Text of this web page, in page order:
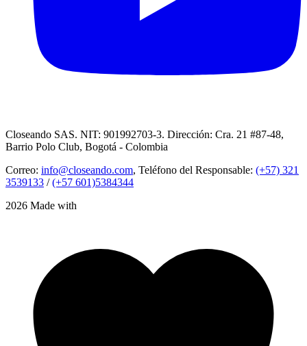
Closeando SAS. NIT: 901992703-3. Dirección: Cra. 21 #87-48,
Barrio Polo Club, Bogotá - Colombia
Correo: info@closeando.com, Teléfono del Responsable: (+57) 321
3539133 /(+57 601)5384344
2026 Made with